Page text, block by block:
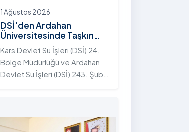
1 Ağustos 2026
DSİ'den Ardahan
Üniversitesinde Taşkın
Koruma Projesi: İstifli Taş
Tahkimatı Çalışmaları
Tamamlandı
Kars Devlet Su İşleri (DSİ) 24.
Bölge Müdürlüğü ve Ardahan
Devlet Su İşleri (DSİ) 243. Şube
Üniversitesi yerleşkesinde